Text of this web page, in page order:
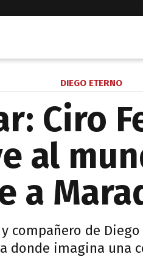
DIEGO ETERNO
Ciro
al
a
compañero de
donde imagina una